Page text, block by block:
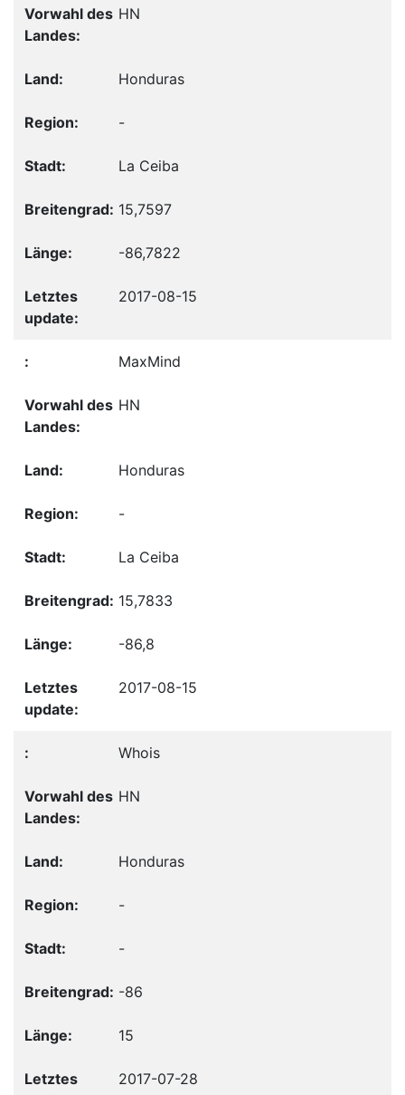
HN
Honduras
-
La Ceiba
15,7597
-86,7822
2017-08-15
MaxMind
HN
Honduras
-
La Ceiba
15,7833
-86,8
2017-08-15
Whois
HN
Honduras
-
-
-86
15
2017-07-28